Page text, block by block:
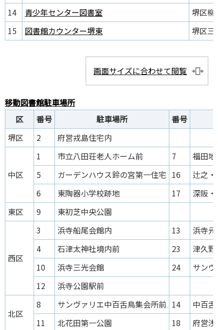
14 青少年センター図書室
堺区
15
図書館カウンター堺東 堺区三
画面サイズに合わせて閲覧
移動図書館駐車場所
区
番号 駐車場所
番号
堺区
2 府営戎島住宅内
中区
1 市立八田荘老人ホーム前 7
福田
5
ガーデンハウス鈴の宮第一住宅 16
辻之
6
東陶器小学校跡地 17
深阪
東区
9 東初芝中央公園
西区
3 浜寺船尾会館内 13
浜寺
4
石津太神社境内前 23
津久
10
浜寺三光会館 24
サン
12
浜寺公園駅前
北区
8 サンヴァリエ中百舌鳥集会所前 14
中百
11
北花田第一公園 18 府営